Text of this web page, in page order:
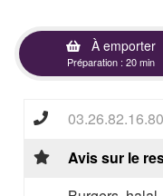
À emporter
Préparation : 20 min
03.26.82.16.80
Avis sur le